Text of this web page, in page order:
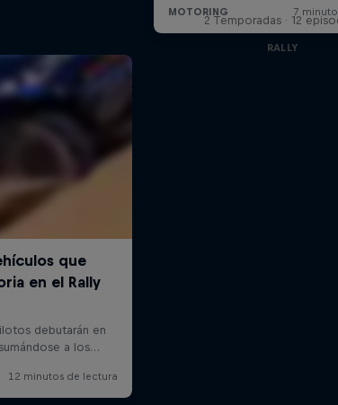
2 Temporadas · 12
RALLY